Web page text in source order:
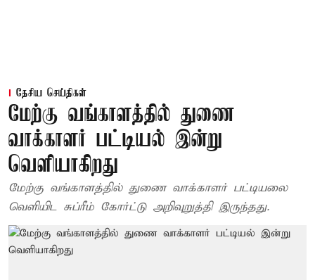
தேசிய செய்திகள்
மேற்கு வங்காளத்தில் துணை
வாக்காளர் பட்டியல் இன்று
வெளியாகிறது
மேற்கு வங்காளத்தில் துணை வாக்காளர் பட்டியலை
வெளியிட சுப்ரீம் கோர்ட்டு அறிவுறுத்தி இருந்தது.